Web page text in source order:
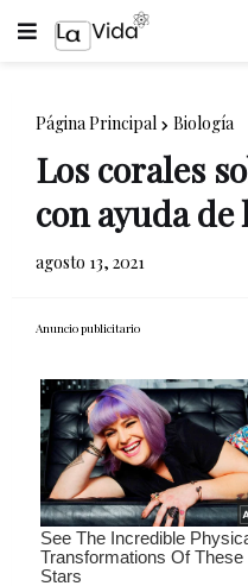
Página Principal Biología
Los corales
con ayuda
agosto 13, 2021
Anuncio publicitario